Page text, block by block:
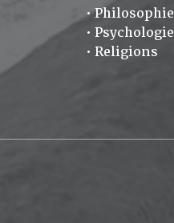
Philosophie
Psychologie
Religions